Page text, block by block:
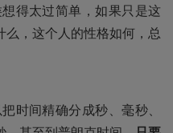
得太过简单，如果只是这
，这个人的性格如何，总
时间精确分成秒、毫秒、